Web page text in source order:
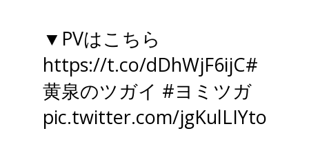
▼PVはこちら
https://t.co/dDhWjF6ijC#
黄泉のツガイ #ヨミツガ
pic.twitter.com/jgKulLIYto